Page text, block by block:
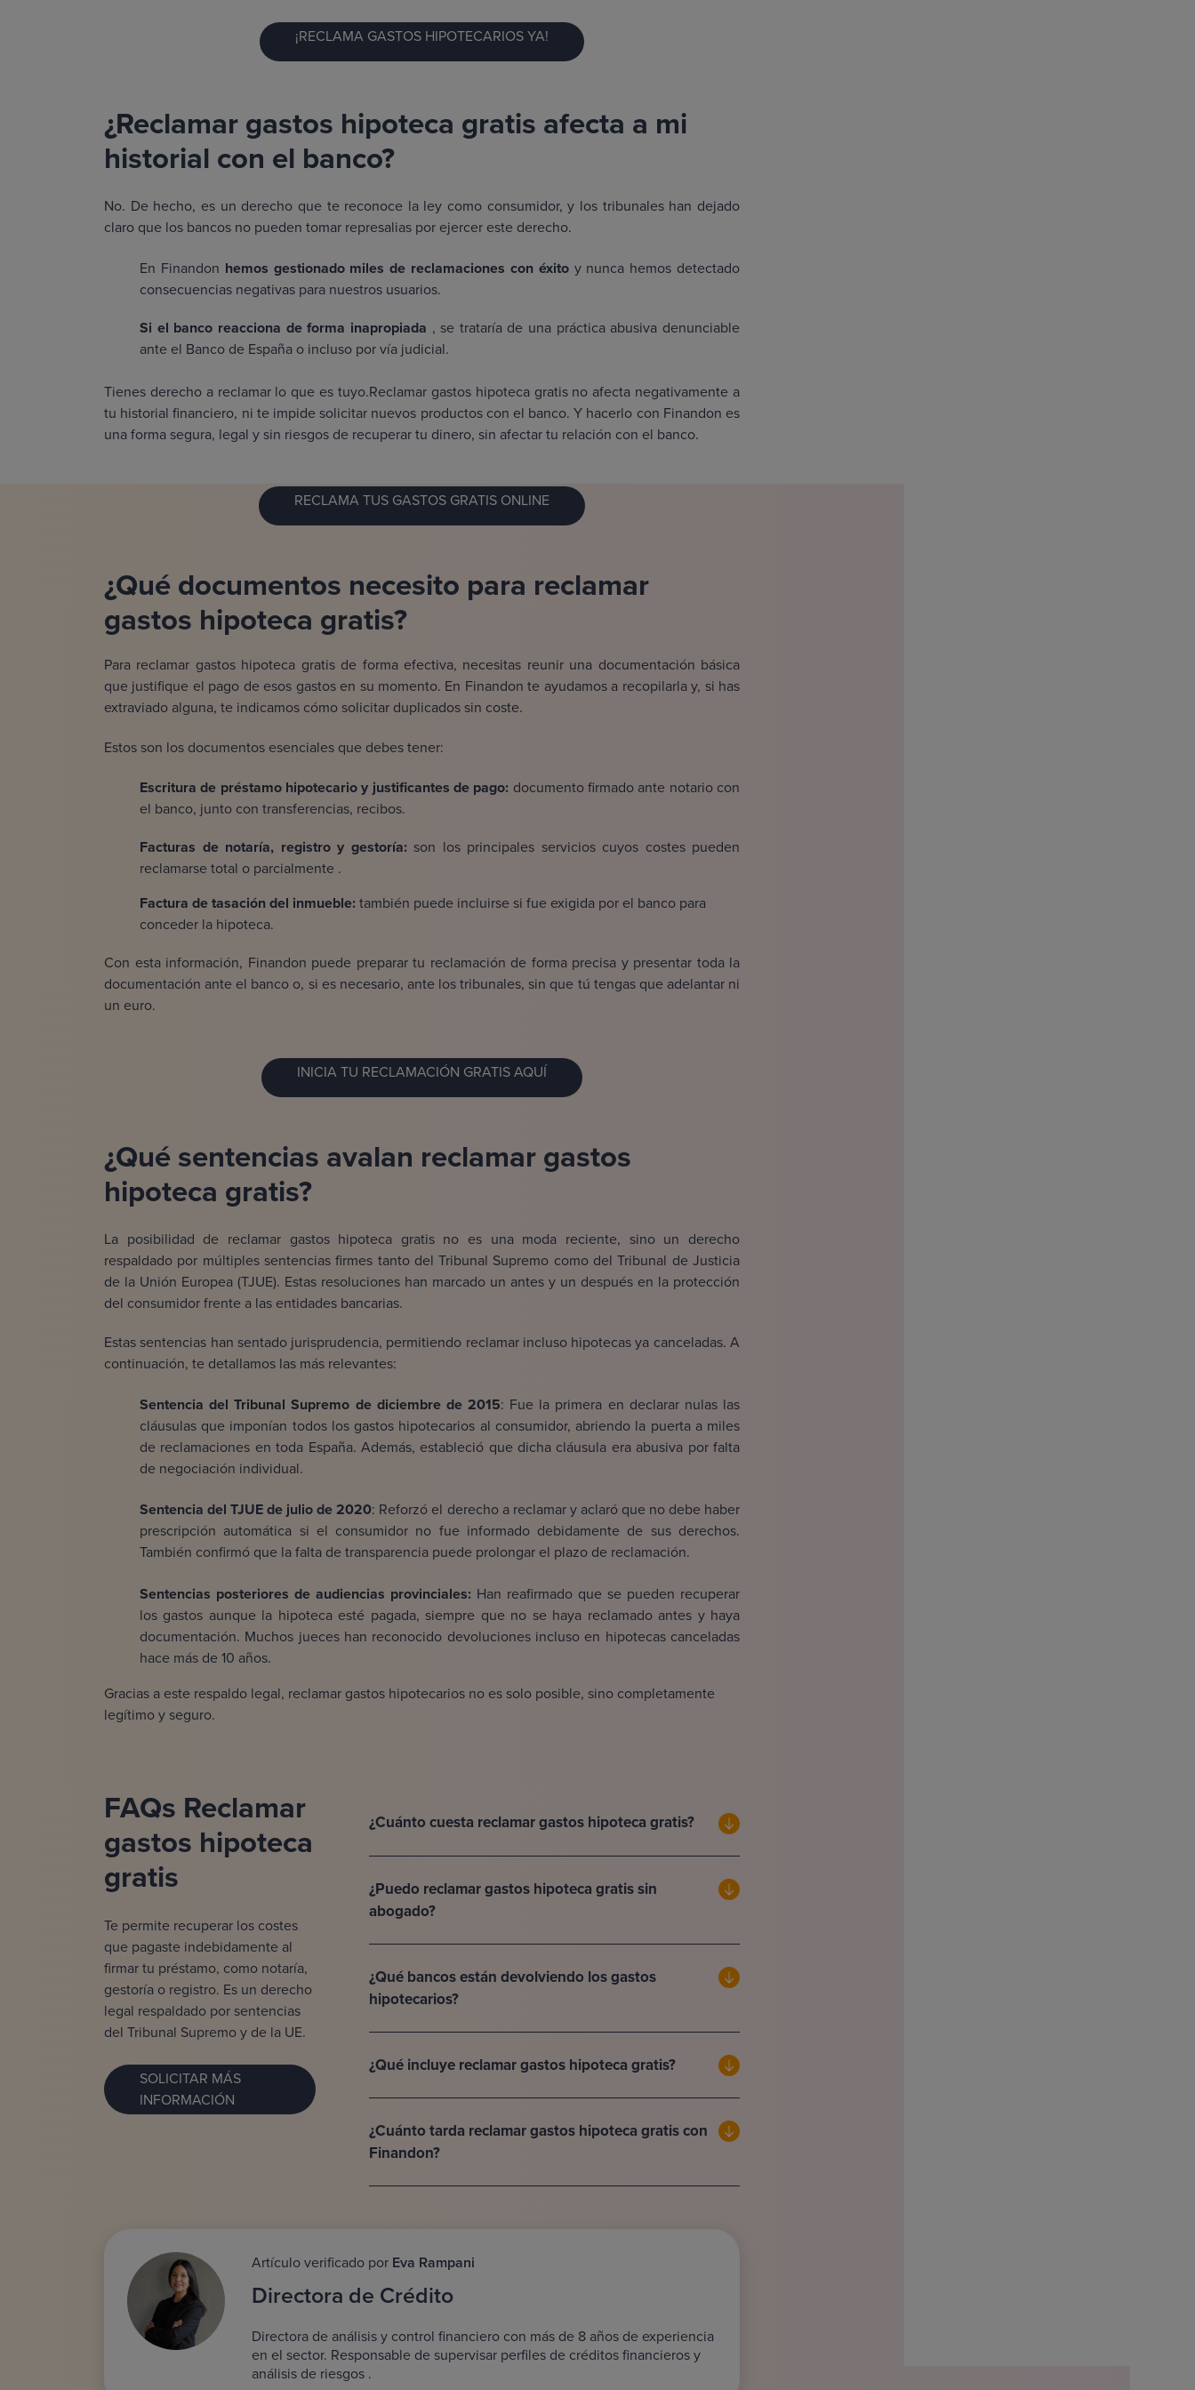
¡RECLAMA GASTOS HIPOTECARIOS YA!
¿Reclamar gastos hipoteca gratis afecta a mi
historial con el banco?
No. De hecho, es un derecho que te reconoce la ley como consumidor, y los tribunales han dejado
claro que los bancos no pueden tomar represalias por ejercer este derecho.
En Finandon hemos gestionado miles de reclamaciones con éxito y nunca hemos detectado
consecuencias negativas para nuestros usuarios.
Si el banco reacciona de forma inapropiada , se trataría de una práctica abusiva denunciable
ante el Banco de España o incluso por vía judicial.
Tienes derecho a reclamar lo que es tuyo.Reclamar gastos hipoteca gratis no afecta negativamente a
tu historial financiero, ni te impide solicitar nuevos productos con el banco. Y hacerlo con Finandon es
una forma segura, legal y sin riesgos de recuperar tu dinero, sin afectar tu relación con el banco.
RECLAMA TUS GASTOS GRATIS ONLINE
¿Qué documentos necesito para reclamar
gastos hipoteca gratis?
Para reclamar gastos hipoteca gratis de forma efectiva, necesitas reunir una documentación básica
que justifique el pago de esos gastos en su momento. En Finandon te ayudamos a recopilarla y, si has
extraviado alguna, te indicamos cómo solicitar duplicados sin coste.
Estos son los documentos esenciales que debes tener:
Escritura de préstamo hipotecario y justificantes de pago: documento firmado ante notario con
el banco, junto con transferencias, recibos.
Facturas de notaría, registro y gestoría: son los principales servicios cuyos costes pueden
reclamarse total o parcialmente .
Factura de tasación del inmueble: también puede incluirse si fue exigida por el banco para
conceder la hipoteca.
Con esta información, Finandon puede preparar tu reclamación de forma precisa y presentar toda la
documentación ante el banco o, si es necesario, ante los tribunales, sin que tú tengas que adelantar ni
un euro.
INICIA TU RECLAMACIÓN GRATIS AQUÍ
¿Qué sentencias avalan reclamar gastos
hipoteca gratis?
La posibilidad de reclamar gastos hipoteca gratis no es una moda reciente, sino un derecho
respaldado por múltiples sentencias firmes tanto del Tribunal Supremo como del Tribunal de Justicia
de la Unión Europea (TJUE). Estas resoluciones han marcado un antes y un después en la protección
del consumidor frente a las entidades bancarias.
Estas sentencias han sentado jurisprudencia, permitiendo reclamar incluso hipotecas ya canceladas. A
continuación, te detallamos las más relevantes:
Sentencia del Tribunal Supremo de diciembre de 2015: Fue la primera en declarar nulas las
cláusulas que imponían todos los gastos hipotecarios al consumidor, abriendo la puerta a miles
de reclamaciones en toda España. Además, estableció que dicha cláusula era abusiva por falta
de negociación individual.
Sentencia del TJUE de julio de 2020: Reforzó el derecho a reclamar y aclaró que no debe haber
prescripción automática si el consumidor no fue informado debidamente de sus derechos.
También confirmó que la falta de transparencia puede prolongar el plazo de reclamación.
Sentencias posteriores de audiencias provinciales: Han reafirmado que se pueden recuperar
los gastos aunque la hipoteca esté pagada, siempre que no se haya reclamado antes y haya
documentación. Muchos jueces han reconocido devoluciones incluso en hipotecas canceladas
hace más de 10 años.
Gracias a este respaldo legal, reclamar gastos hipotecarios no es solo posible, sino completamente
legítimo y seguro.
FAQs Reclamar
gastos hipoteca
gratis
Te permite recuperar los costes
que pagaste indebidamente al
firmar tu préstamo, como notaría,
gestoría o registro. Es un derecho
legal respaldado por sentencias
del Tribunal Supremo y de la UE.
SOLICITAR MÁS
INFORMACIÓN
¿Cuánto cuesta reclamar gastos hipoteca gratis?
¿Puedo reclamar gastos hipoteca gratis sin
abogado?
¿Qué bancos están devolviendo los gastos
hipotecarios?
¿Qué incluye reclamar gastos hipoteca gratis?
¿Cuánto tarda reclamar gastos hipoteca gratis con
Finandon?
Artículo verificado por Eva Rampani
Directora de Crédito
Directora de análisis y control financiero con más de 8 años de experiencia
en el sector. Responsable de supervisar perfiles de créditos financieros y
análisis de riesgos .